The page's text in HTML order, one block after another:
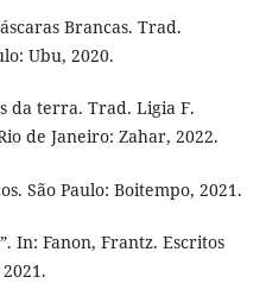
Brancas. Trad.
Ubu, 2020.
da terra. Trad. Ligia F.
de Janeiro: Zahar, 2022.
São Paulo: Boitempo, 2021.
In: Fanon, Frantz. Escritos